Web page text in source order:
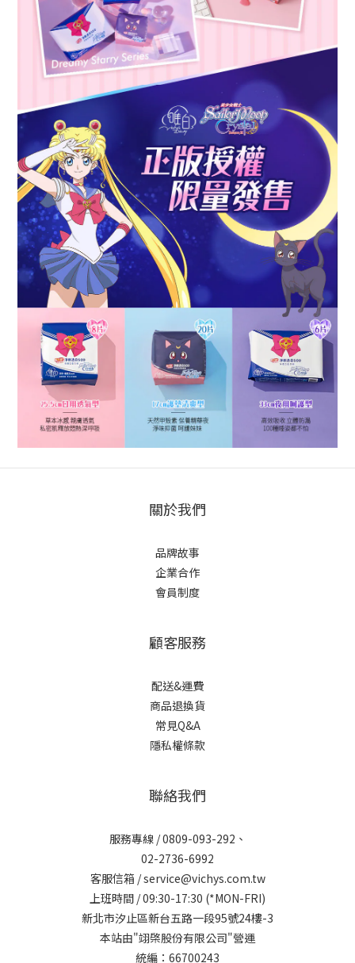
關於我們
品牌故事
企業合作
會員制度
顧客服務
配送&運費
商品退換貨
常見Q&A
隱私權條款
聯絡我們
服務專線 / 0809-093-292、
02-2736-6992
客服信箱 / service@vichys.com.tw
上班時間 / 09:30-17:30 (*MON-FRI)
新北市汐止區新台五路一段95號24樓-3
本站由"翊棨股份有限公司"營運
統編：66700243